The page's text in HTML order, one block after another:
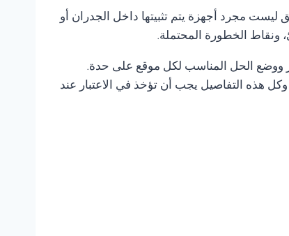
ليست مجرد أجهزة يتم تثبيتها داخل الجدران أو
ونقاط الخطورة المحتملة.
ووضع الحل المناسب لكل موقع على حدة.
هذه التفاصيل يجب أن تؤخذ في الاعتبار عند